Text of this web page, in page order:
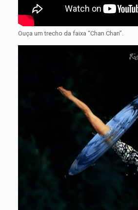
Ouça um trecho da faixa “Chan Chan”.